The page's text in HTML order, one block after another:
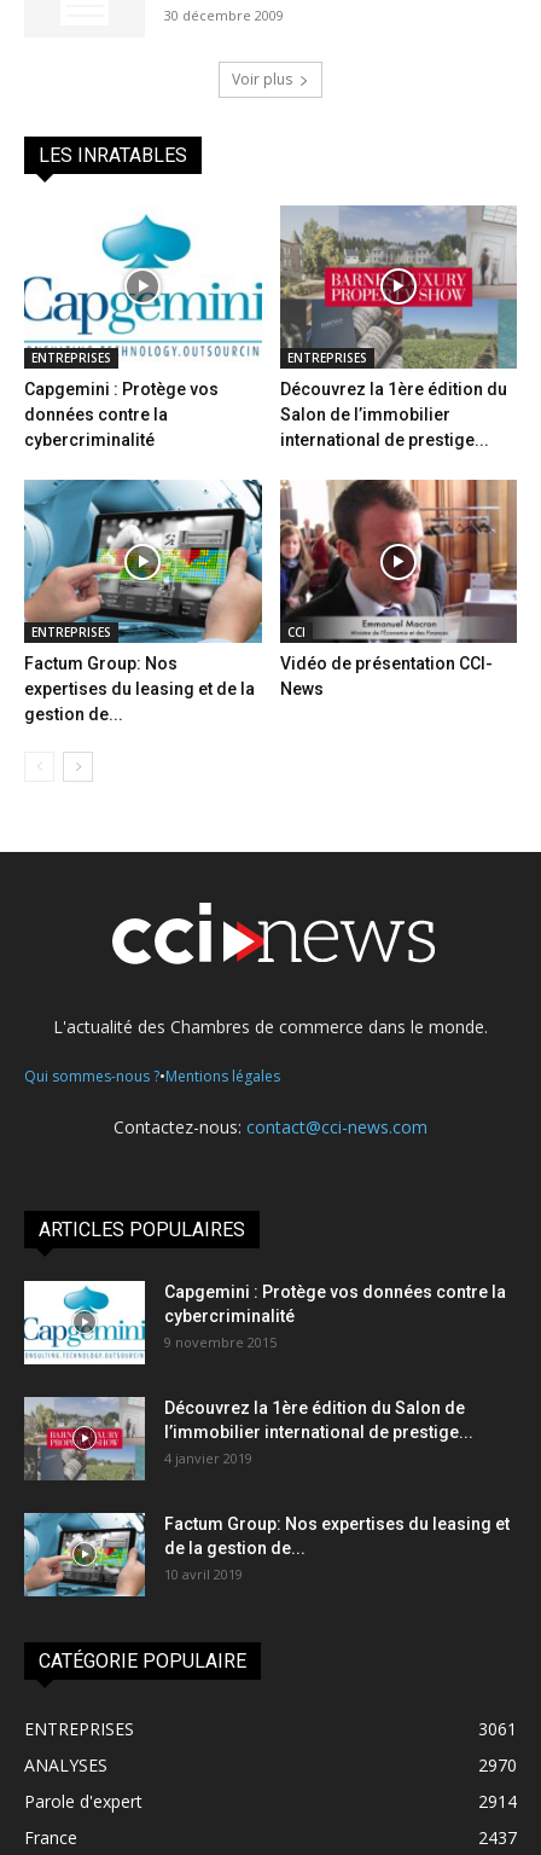
30 décembre 2009
Voir plus
LES INRATABLES
ENTREPRISES
Capgemini : Protège vos
données contre la
cybercriminalité
ENTREPRISES
Découvrez la 1ère édition du
Salon de l’immobilier
international de prestige...
ENTREPRISES
Factum Group: Nos
expertises du leasing et de la
gestion de...
CCI
Vidéo de présentation CCI-
News
L'actualité des Chambres de commerce dans le monde.
Qui sommes-nous ?•Mentions légales
Contactez-nous: contact@cci-news.com
ARTICLES POPULAIRES
Capgemini : Protège vos données contre la
cybercriminalité
9 novembre 2015
Découvrez la 1ère édition du Salon de
l’immobilier international de prestige...
4 janvier 2019
Factum Group: Nos expertises du leasing et
de la gestion de...
10 avril 2019
CATÉGORIE POPULAIRE
ENTREPRISES
3061
ANALYSES
2970
Parole d'expert
2914
France
2437